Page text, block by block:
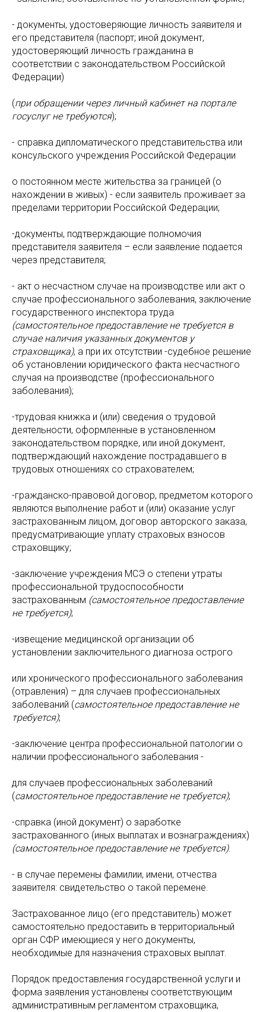
- документы, удостоверяющие личность заявителя и
его представителя (паспорт; иной документ,
удостоверяющий личность гражданина в
соответствии с законодательством Российской
Федерации)
(при обращении через личный кабинет на портале
госуслуг не требуются);
- справка дипломатического представительства или
консульского учреждения Российской Федерации
о постоянном месте жительства за границей (о
нахождении в живых) - если заявитель проживает за
пределами территории Российской Федерации;
-документы, подтверждающие полномочия
представителя заявителя – если заявление подается
через представителя;
- акт о несчастном случае на производстве или акт о
случае профессионального заболевания, заключение
государственного инспектора труда
(самостоятельное предоставление не требуется в
случае наличия указанных документов у
страховщика), а при их отсутствии -судебное решение
об установлении юридического факта несчастного
случая на производстве (профессионального
заболевания);
-трудовая книжка и (или) сведения о трудовой
деятельности, оформленные в установленном
законодательством порядке, или иной документ,
подтверждающий нахождение пострадавшего в
трудовых отношениях со страхователем;
-гражданско-правовой договор, предметом которого
являются выполнение работ и (или) оказание услуг
застрахованным лицом, договор авторского заказа,
предусматривающие уплату страховых взносов
страховщику;
-заключение учреждения МСЭ о степени утраты
профессиональной трудоспособности
застрахованным (самостоятельное предоставление
не требуется);
-извещение медицинской организации об
установлении заключительного диагноза острого
или хронического профессионального заболевания
(отравления) – для случаев профессиональных
заболеваний (самостоятельное предоставление не
требуется);
-заключение центра профессиональной патологии о
наличии профессионального заболевания -
для случаев профессиональных заболеваний
(самостоятельное предоставление не требуется);
-справка (иной документ) о заработке
застрахованного (иных выплатах и вознаграждениях)
(самостоятельное предоставление не требуется).
- в случае перемены фамилии, имени, отчества
заявителя: свидетельство о такой перемене.
Застрахованное лицо (его представитель) может
самостоятельно предоставить в территориальный
орган СФР имеющиеся у него документы,
необходимые для назначения страховых выплат.
Порядок предоставления государственной услуги и
форма заявления установлены соответствующим
административным регламентом страховщика,